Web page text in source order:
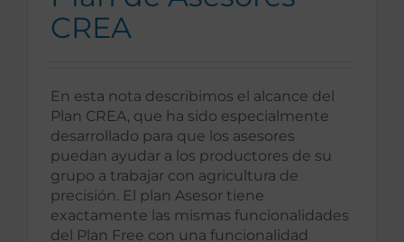
CREA
En esta nota describimos el alcance del
Plan CREA, que ha sido especialmente
desarrollado para que los asesores
puedan ayudar a los productores de su
grupo a trabajar con agricultura de
precisión. El plan Asesor tiene
exactamente las mismas funcionalidades
del Plan Free con una funcionalidad